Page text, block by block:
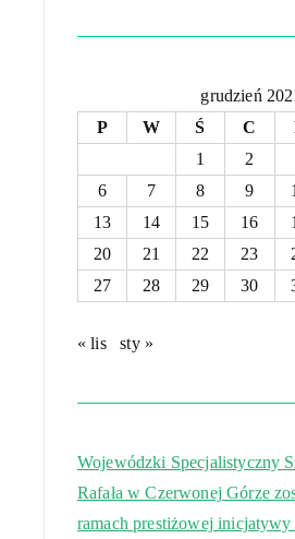
grudzień
P
W Ś C
1
2
6
7 8 9
13
14 15 16
20
21 22 23
27
28 29 30
« lis sty »
Wojewódzki Specjalistyczny
Rafała w Czerwonej Górze
ramach prestiżowej inicjatywy